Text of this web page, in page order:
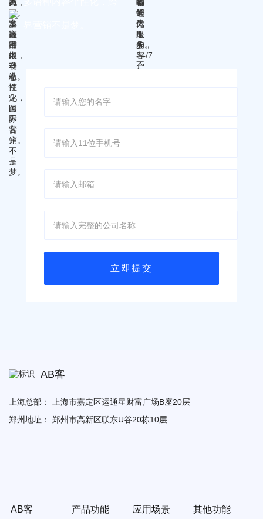
AB客
上海总部：
上海市嘉定区运通星财富广场B座20层
郑州地址：
郑州市高新区联东U谷20栋10层
AB客 产品功能 应用场景 其他功能